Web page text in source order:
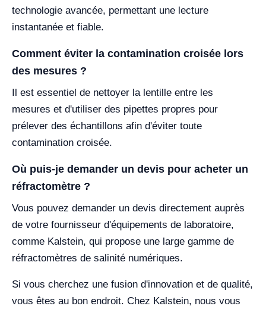
technologie avancée, permettant une lecture
instantanée et fiable.
Comment éviter la contamination croisée lors
des mesures ?
Il est essentiel de nettoyer la lentille entre les
mesures et d'utiliser des pipettes propres pour
prélever des échantillons afin d'éviter toute
contamination croisée.
Où puis-je demander un devis pour acheter un
réfractomètre ?
Vous pouvez demander un devis directement auprès
de votre fournisseur d'équipements de laboratoire,
comme Kalstein, qui propose une large gamme de
réfractomètres de salinité numériques.
Si vous cherchez une fusion d'innovation et de qualité,
vous êtes au bon endroit. Chez Kalstein, nous vous